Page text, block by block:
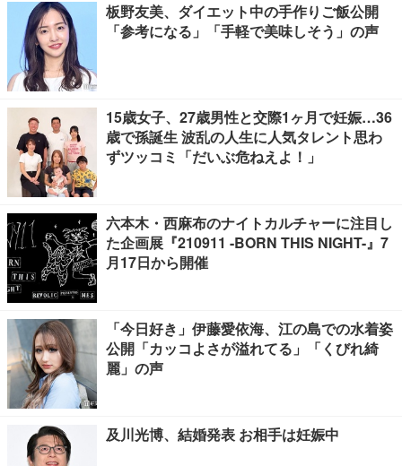
板野友美、ダイエット中の手作りご飯公開
「参考になる」「手軽で美味しそう」の声
15歳女子、27歳男性と交際1ヶ月で妊娠…36
歳で孫誕生 波乱の人生に人気タレント思わ
ずツッコミ「だいぶ危ねえよ！」
六本木・西麻布のナイトカルチャーに注目し
た企画展『210911 -BORN THIS NIGHT-』7
月17日から開催
「今日好き」伊藤愛依海、江の島での水着姿
公開「カッコよさが溢れてる」「くびれ綺
麗」の声
及川光博、結婚発表 お相手は妊娠中